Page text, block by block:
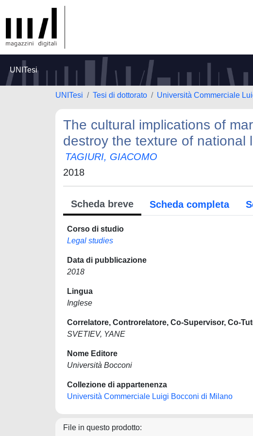
UNITesi
UNITesi Tesi di dottorato Università Commerciale
The cultural implications of
destroy the texture of national
TAGIURI, GIACOMO
2018
Scheda breve Scheda completa
Corso di studio
Legal studies
Data di pubblicazione
2018
Lingua
Inglese
Correlatore, Controrelatore, Co-Supervisor, Co-
SVETIEV, YANE
Nome Editore
Università Bocconi
Collezione di appartenenza
Università Commerciale Luigi Bocconi di Milano
File in questo prodotto: